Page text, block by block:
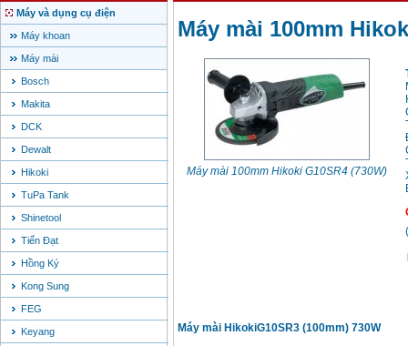
Máy và dụng cụ điện
Máy khoan
Máy mài
Bosch
Makita
DCK
Dewalt
Hikoki
TuPa Tank
Shinetool
Tiến Đạt
Hồng Ký
Kong Sung
FEG
Keyang
Máy mài 100mm
Máy mài 100mm Hikoki G10SR4 (730W)
(
Máy mài HikokiG10SR3 (100mm) 730W